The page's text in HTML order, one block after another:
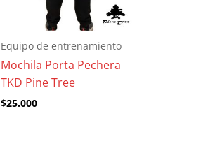
Equipo de entrenamiento
Mochila Porta Pechera
TKD Pine Tree
$25.000